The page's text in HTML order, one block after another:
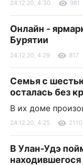
24.12.20, 4:30 981
Онлайн -
Бурятии
24.12.20, 4:29 817
Семья с
осталась без
В их доме
24.12.20, 4:25 2110
В Улан-Удэ